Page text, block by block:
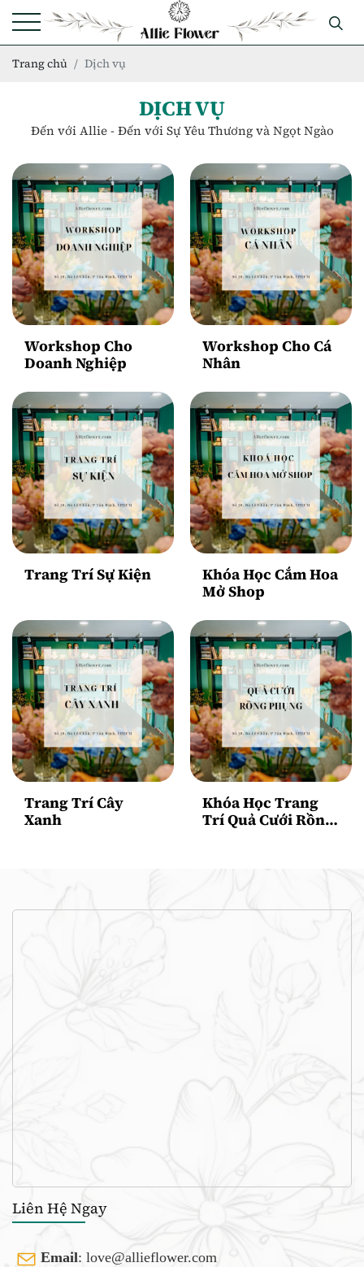
Trang chủ Dịch vụ
DỊCH VỤ
Đến với Allie - Đến với Sự Yêu Thương và Ngọt Ngào
Workshop Cho
Doanh Nghiệp
Workshop Cho Cá
Nhân
Trang Trí Sự Kiện
Khóa Học Cắm Hoa
Mở Shop
Trang Trí Cây
Xanh
Khóa Học Trang
Trí Quả Cưới Rồng
Liên Hệ Ngay
Email: love@allieflower.com